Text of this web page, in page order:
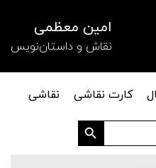
امین معظمی
نقاش و داستان‌نویس
کارت نقاشی
نقاشی